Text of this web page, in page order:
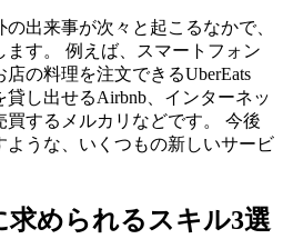
出来事が次々と起こるなかで、
す。
例えば、スマートフォン
の料理を注文できるUberEats
し出せるAirbnb、インターネッ
するメルカリなどです。
今後
ような、いくつもの新しいサービ
求められるスキル3選